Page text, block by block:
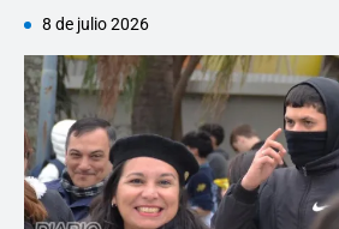
8 de julio 2026